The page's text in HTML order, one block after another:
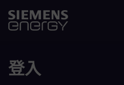
登入